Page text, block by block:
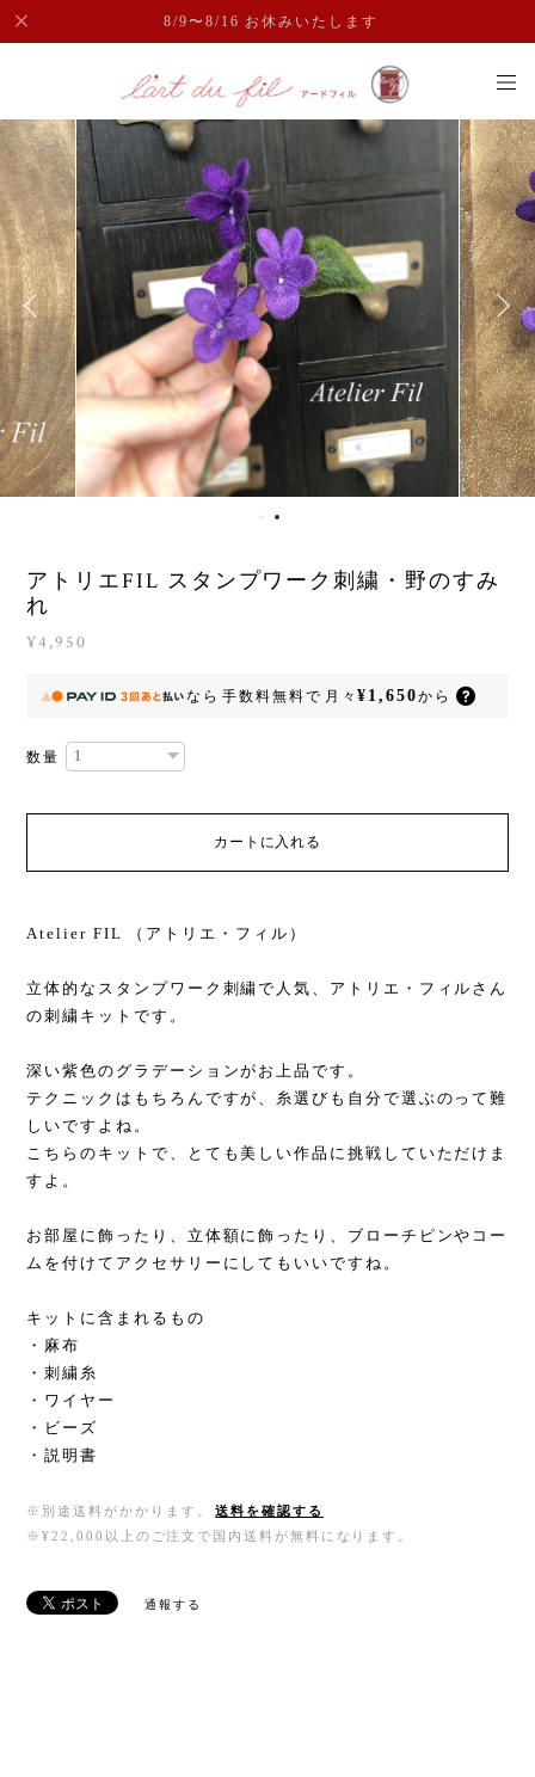
8/9〜8/16 お休みいたします
アトリエFIL スタンプワーク刺繍・野のすみ
れ
¥4,950
なら 手数料無料で 月々¥1,650から
数量
カートに入れる
Atelier FIL （アトリエ・フィル）
立体的なスタンプワーク刺繍で人気、アトリエ・フィルさん
の刺繍キットです。
深い紫色のグラデーションがお上品です。
テクニックはもちろんですが、糸選びも自分で選ぶのって難
しいですよね。
こちらのキットで、とても美しい作品に挑戦していただけま
すよ。
お部屋に飾ったり、立体額に飾ったり、ブローチピンやコー
ムを付けてアクセサリーにしてもいいですね。
キットに含まれるもの
・麻布
・刺繍糸
・ワイヤー
・ビーズ
・説明書
※別途送料がかかります。
送料を確認する
※¥22,000以上のご注文で国内送料が無料になります。
通報する